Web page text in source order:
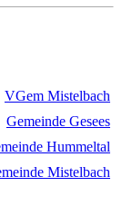
VGem Mistelbach
Gemeinde Gesees
Hummeltal
Mistelbach